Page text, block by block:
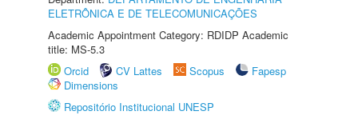
ELETRÔNICA E DE TELECOMUNICAÇÕES
Academic Appointment Category: RDIDP Academic
title: MS-5.3
Orcid
CV Lattes Scopus
Fapesp
Dimensions
Repositório Institucional UNESP